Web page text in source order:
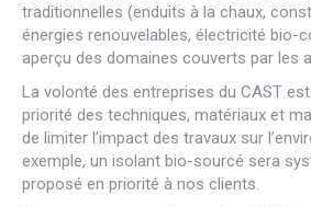
traditionnelles (enduits à la chaux,
énergies renouvelables, électricité bio-
aperçu des domaines couverts par les
La volonté des entreprises du CAST
priorité des techniques, matériaux et
de limiter l’impact des travaux sur
exemple, un isolant bio-sourcé sera
proposé en priorité à nos clients.